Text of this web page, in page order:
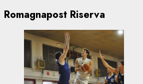
Romagnapost Riserva